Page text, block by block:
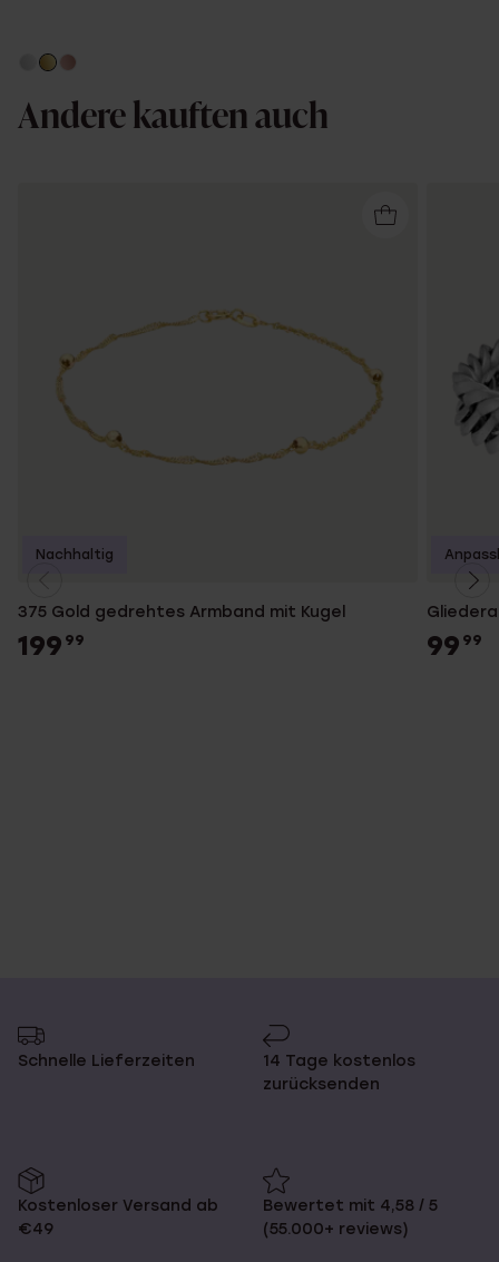
Andere kauften auch
375 Gold gedrehtes Armband mit Kugel
199 99
Nachhaltig
99 99
Schnelle Lieferzeiten
14 Tage kostenlos
zurücksenden
Kostenloser Versand ab
€49
Bewertet mit 4,58 / 5
(55.000+ reviews)